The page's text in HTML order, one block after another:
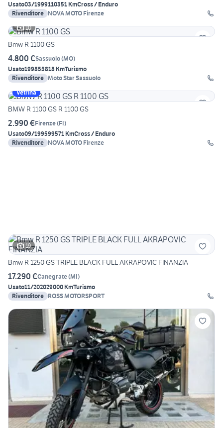
Usato03/1999110351 KmCross / Enduro
Rivenditore NOVA MOTO Firenze
10
Bmw R 1100 GS
4.800 €Sassuolo(MO)
Usato199855818 KmTurismo
Rivenditore Moto Star Sassuolo
Vetrina
BMW R 1100 GS R 1100 GS
2.990 €Firenze(FI)
Usato09/199599571 KmCross / Enduro
Rivenditore NOVA MOTO Firenze
19
Bmw R 1250 GS TRIPLE BLACK FULL AKRAPOVIC FINANZIA
17.290 €Canegrate(MI)
Usato11/202029000 KmTurismo
Rivenditore ROSS MOTORSPORT